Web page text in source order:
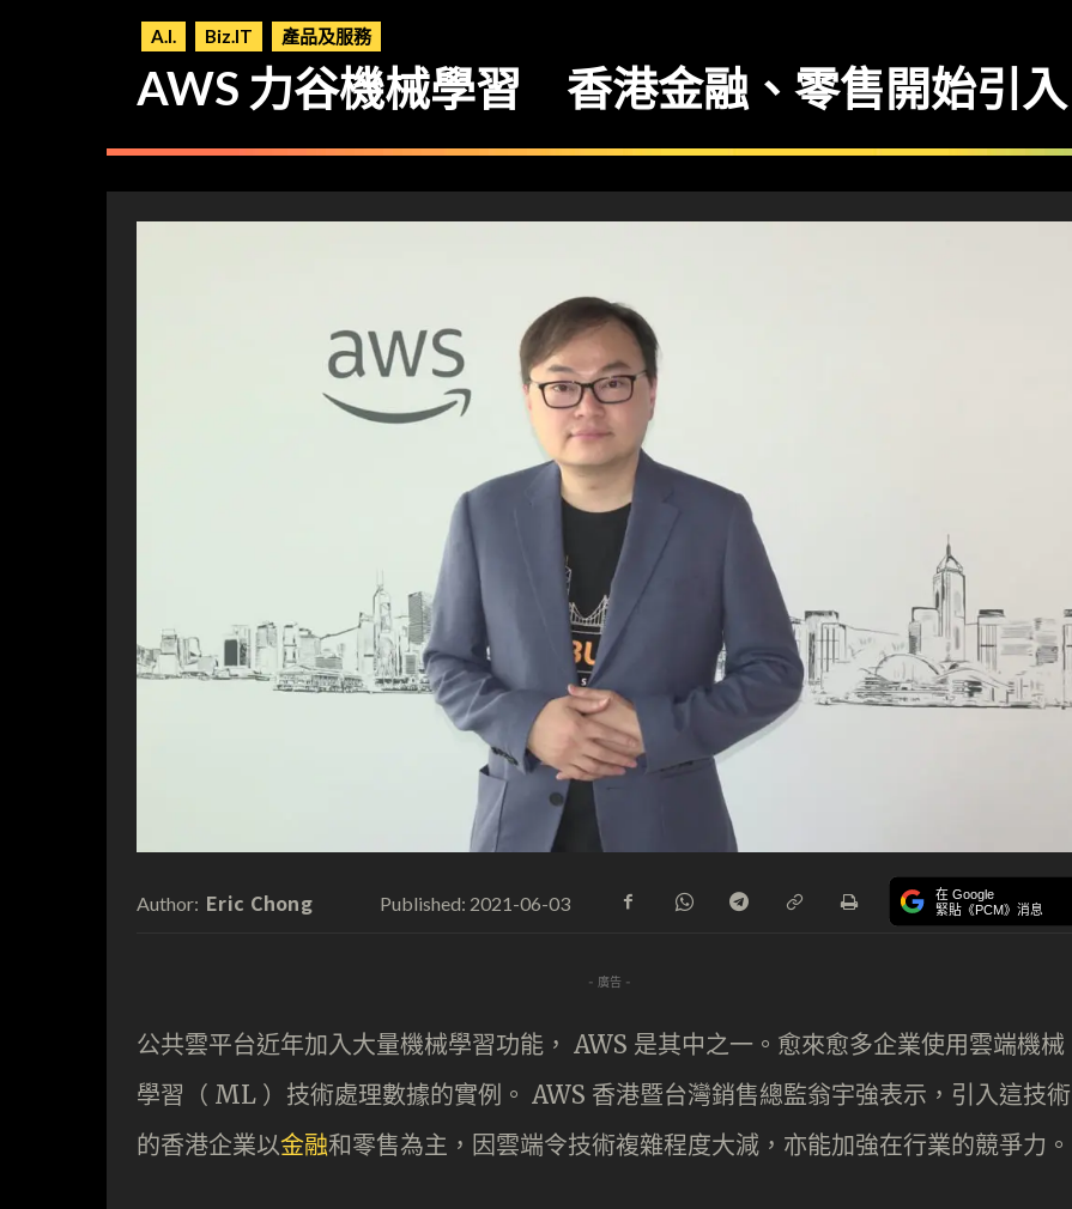
A.I. Biz.IT 產品及服務
AWS 力谷機械學習 香港金融、零售開始引入
Author: Eric Chong Published: 2021-06-03 在 Google
緊貼《PCM》消息
- 廣告 -
公共雲平台近年加入大量機械學習功能， AWS 是其中之一。愈來愈多企業使用雲端機械
學習（ ML ）技術處理數據的實例。 AWS 香港暨台灣銷售總監翁宇強表示，引入這技術
的香港企業以金融和零售為主，因雲端令技術複雜程度大減，亦能加強在行業的競爭力。